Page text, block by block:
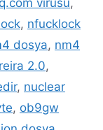
virüsü,
, nfucklock
dosya, nm4
2.0,
, nuclear
, ob9gw